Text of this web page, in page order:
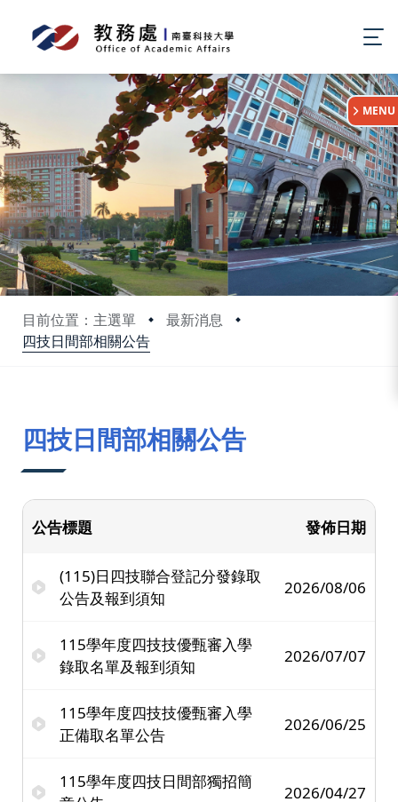
目前位置：主選單
最新消息
四技日間部相關公告
:::
MENU
四技日間部相關公告
公告標題 發佈日期
(115)日四技聯合登記分發錄取
公告及報到須知
2026/08/06
115學年度四技技優甄審入學
錄取名單及報到須知
2026/07/07
115學年度四技技優甄審入學
正備取名單公告
2026/06/25
115學年度四技日間部獨招簡
2026/04/27